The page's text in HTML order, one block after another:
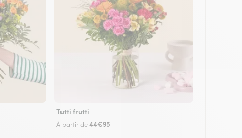
Tutti frutti
À partir de44€95